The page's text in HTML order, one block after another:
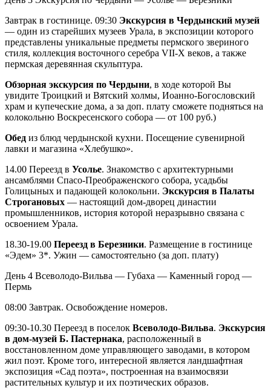
Завтрак в гостинице. 09:30 Экскурсия в Чердынский музей
— один из старейших музеев Урала, в экспозиции которого
представлены уникальные предметы пермского звериного
стиля, коллекция восточного серебра VII-X веков, а также
пермская деревянная скульптура.
Обзорная экскурсия по Чердыни, в ходе которой Вы
увидите Троицкий и Вятский холмы, Иоанно-Богословский
храм и купеческие дома, а за доп. плату сможете подняться на
колокольню Воскресенского собора — от 100 руб.)
Обед из блюд чердынской кухни. Посещение сувенирной
лавки и магазина «Хлебушко».
14.00 Переезд в Усолье. Знакомство с архитектурными
ансамблями Спасо-Преображенского собора, усадьбы
Голицыных и падающей колокольни. Экскурсия в Палаты
Строгановых — настоящий дом-дворец династии
промышленников, история которой неразрывно связана с
освоением Урала.
18.30-19.00 Переезд в Березники. Размещение в гостинице
«Эдем» 3*. Ужин — самостоятельно (за доп. плату)
День 4 Всеволодо-Вильва — Губаха — Каменный город —
Пермь
08:00 Завтрак. Освобождение номеров.
09:30-10.30 Переезд в поселок Всеволодо-Вильва. Экскурсия
в дом-музей Б. Пастернака, расположенный в
восстановленном доме управляющего заводами, в котором
жил поэт. Кроме того, интересной является ландшафтная
экспозиция «Сад поэта», построенная на взаимосвязи
растительных культур и их поэтических образов.